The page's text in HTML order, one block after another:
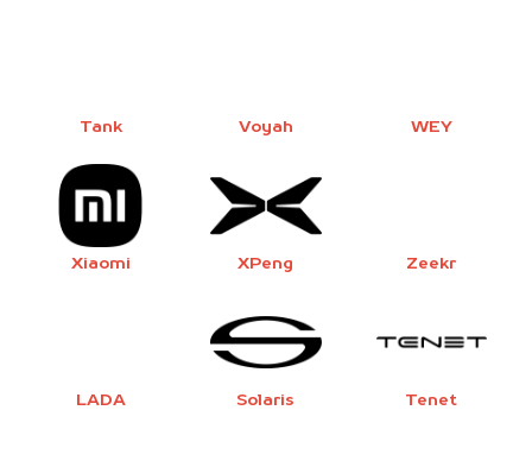
Tank Voyah WEY
Xiaomi XPeng Zeekr
LADA Solaris Tenet